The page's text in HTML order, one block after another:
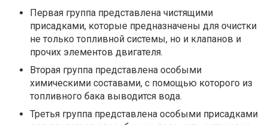
Первая группа представлена чистящими
присадками, которые предназначены для очистки
не только топливной системы, но и клапанов и
прочих элементов двигателя.
Вторая группа представлена особыми
химическими составами, с помощью которого из
топливного бака выводится вода.
Третья группа представлена особыми присадками